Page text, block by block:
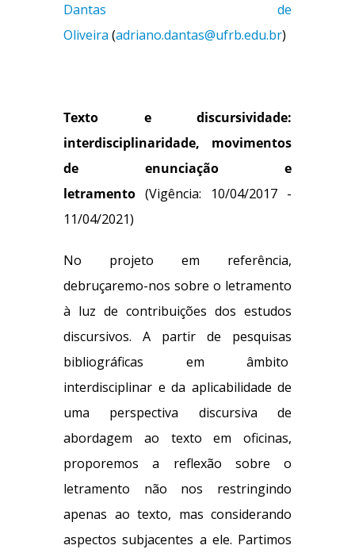
Dantas de
Oliveira (adriano.dantas@ufrb.edu.br)
Texto e discursividade:
interdisciplinaridade, movimentos
de enunciação e
letramento (Vigência: 10/04/2017 -
11/04/2021)
No projeto em referência,
debruçaremo-nos sobre o letramento
à luz de contribuições dos estudos
discursivos. A partir de pesquisas
bibliográficas em âmbito
interdisciplinar e da aplicabilidade de
uma perspectiva discursiva de
abordagem ao texto em oficinas,
proporemos a reflexão sobre o
letramento não nos restringindo
apenas ao texto, mas considerando
aspectos subjacentes a ele. Partimos